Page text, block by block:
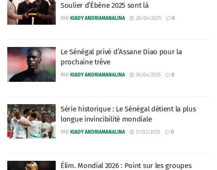
Soulier d’Ébène 2025 sont là
PAR KIADY ANDRIAMANALINA 28/04/2025 0
Le Sénégal privé d’Assane Diao pour la
prochaine trêve
PAR KIADY ANDRIAMANALINA 26/04/2025 0
Série historique : Le Sénégal détient la plus
longue invincibilité mondiale
PAR KIADY ANDRIAMANALINA 31/03/2025 0
Élim. Mondial 2026 : Point sur les groupes